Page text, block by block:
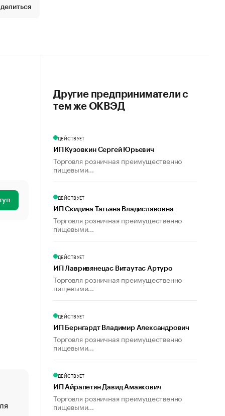
«От спорта тело стареет иначе». Как живет глава
Другие предприниматели с
тем же ОКВЭД
ДЕЙСТВУЕТ
ИП Кузовкин Сергей Юрьевич
Торговля розничная преимущественно
пищевыми...
ДЕЙСТВУЕТ
ИП Скидина Татьяна Владиславовна
Торговля розничная преимущественно
пищевыми...
ДЕЙСТВУЕТ
ИП Лавривянецас Витаутас Артуро
Торговля розничная преимущественно
пищевыми...
ДЕЙСТВУЕТ
ИП Бернгардт Владимир Александрович
Торговля розничная преимущественно
пищевыми...
ДЕЙСТВУЕТ
ИП Айрапетян Давид Амаякович
Торговля розничная преимущественно
пищевыми...